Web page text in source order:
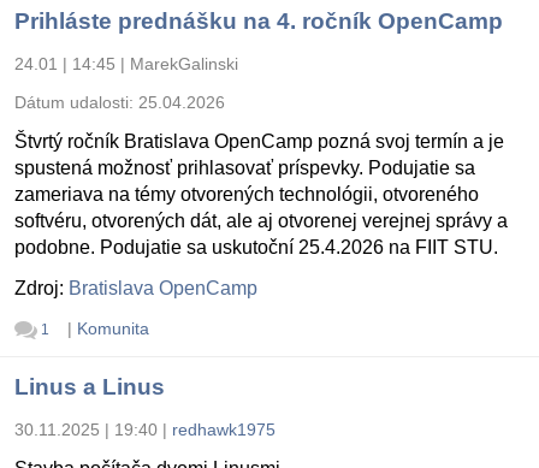
Prihláste prednášku na 4. ročník OpenCamp
24.01 | 14:45 | MarekGalinski
Dátum udalosti: 25.04.2026
Štvrtý ročník Bratislava OpenCamp pozná svoj termín a je
spustená možnosť prihlasovať príspevky. Podujatie sa
zameriava na témy otvorených technológii, otvoreného
softvéru, otvorených dát, ale aj otvorenej verejnej správy a
podobne. Podujatie sa uskutoční 25.4.2026 na FIIT STU.
Zdroj: Bratislava OpenCamp
1 | Komunita
Linus a Linus
30.11.2025 | 19:40 | redhawk1975